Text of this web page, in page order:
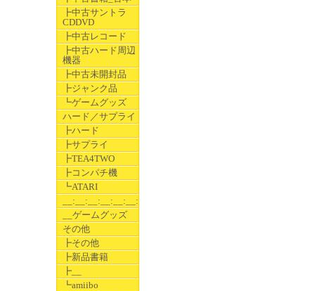
┣中古サントラ
CDDVD
┣中古レコード
┣中古ハード周辺
機器
┣中古未開封品
┣ジャンク品
┗ゲームグッズ
ハード／サプライ
┣ハード
┣サプライ
┣TEA4TWO
┣コンパチ機
┗ATARI
__:__:__:__:__:__:__
__ゲームグッズ
その他
┣その他
┣新品書籍
┣__
┗amiibo